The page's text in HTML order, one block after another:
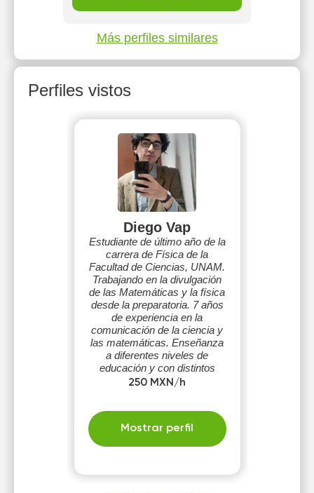
Más perfiles similares
Perfiles vistos
Diego Vap
Estudiante de último año de la
carrera de Física de la
Facultad de Ciencias, UNAM.
Trabajando en la divulgación
de las Matemáticas y la física
desde la preparatoria. 7 años
de experiencia en la
comunicación de la ciencia y
las matemáticas. Enseñanza
a diferentes niveles de
educación y con distintos
ritmos de aprendizaje.
250 MXN/h
Mostrar perfil